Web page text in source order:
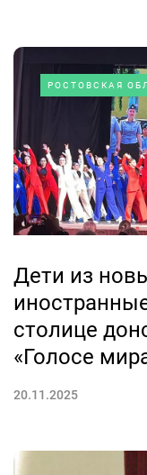
РОСТОВСКАЯ
Дети из
столице
«Голосе
20.11.2025